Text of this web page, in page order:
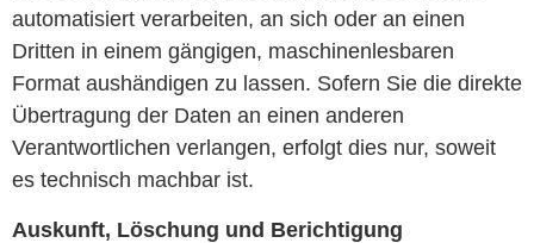
automatisiert verarbeiten, an sich oder an einen
Dritten in einem gängigen, maschinenlesbaren
Format aushändigen zu lassen. Sofern Sie die direkte
Übertragung der Daten an einen anderen
Verantwortlichen verlangen, erfolgt dies nur, soweit
es technisch machbar ist.
Auskunft, Löschung und Berichtigung